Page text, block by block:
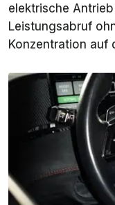
elektrische
Leistungsabruf
Konzentration auf